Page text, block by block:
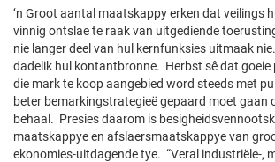
‘n Groot aantal maatskappy erken dat veilings
vinnig ontslae te raak van uitgediende
nie langer deel van hul kernfunksies uitmaak
dadelik hul kontantbronne. Herbst sê dat
die mark te koop aangebied word steeds met
beter bemarkingstrategieë gepaard moet gaan
behaal. Presies daarom is
maatskappye en afslaersmaatskappye van
ekonomies-uitdagende tye. “Veral industriële-,